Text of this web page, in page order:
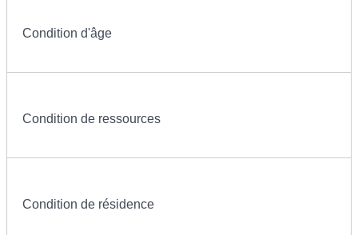
Condition d'âge
Condition de ressources
Condition de résidence